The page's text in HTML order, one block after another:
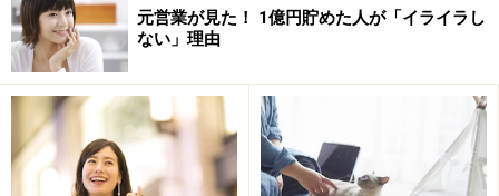
元営業が見た！ 1億円貯めた人が「イライラし
ない」理由